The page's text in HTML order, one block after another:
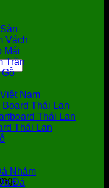
Vách
Mái
Trần
Nam
Thái Lan
Thái Lan
Thái Lan
Nhám
Đá